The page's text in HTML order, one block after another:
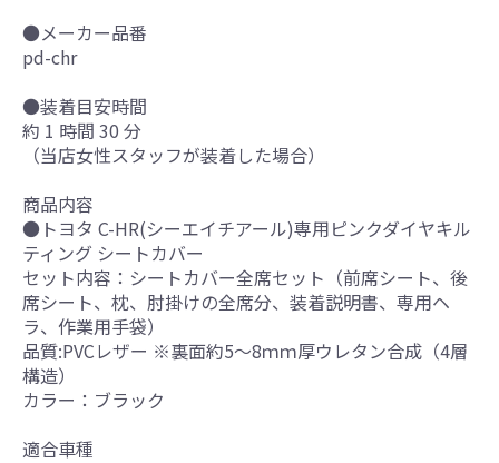
●メーカー品番
pd-chr
●装着目安時間
約 1 時間 30 分
（当店女性スタッフが装着した場合）
商品内容
●トヨタ C-HR(シーエイチアール)専用ピンクダイヤキル
ティング シートカバー
セット内容：シートカバー全席セット（前席シート、後
席シート、枕、肘掛けの全席分、装着説明書、専用ヘ
ラ、作業用手袋）
品質:PVCレザー ※裏面約5～8ｍｍ厚ウレタン合成（4層
構造）
カラー：ブラック
適合車種